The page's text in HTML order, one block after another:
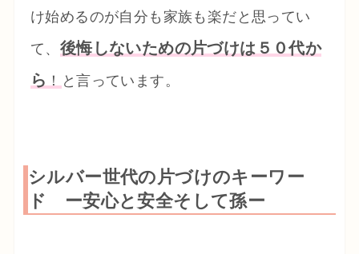
け始めるのが自分も家族も楽だと思ってい
て、 後悔しないための片づけは５０代か
ら ！ と言っています。
シルバー世代の片づけのキーワー
ド ー安心と安全そして孫ー